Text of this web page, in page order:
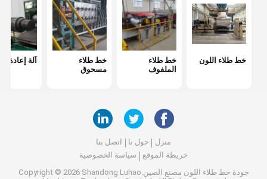
آلة تقسيم متعدد الملفات
خط الحز
خط قشر الملف
خط طلاء اللون
خط طلاء
الملفوف
خط طلاء
مسحوق
آلة إعادة
منزل حول نا
اتصل بنا
خريطة الموقع
سياسة الخصوصية
جودة خط طلاء اللون
مصنع الصين.Copyright © 2026 Shandong Luhao